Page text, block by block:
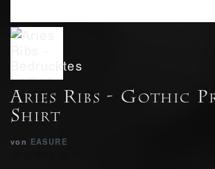
Aries Ribs - Gothic
Shirt
von EASURE